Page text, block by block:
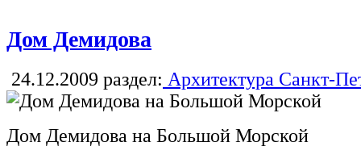
Дом Демидова
24.12.2009 раздел: Архитектура Санкт-
Дом Демидова на Большой Морской